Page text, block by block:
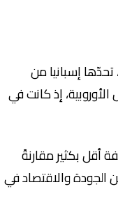
تحدّها إسبانيا من
إذ كانت في
أقل بكثير مقارنةً
الجودة والاقتصاد في